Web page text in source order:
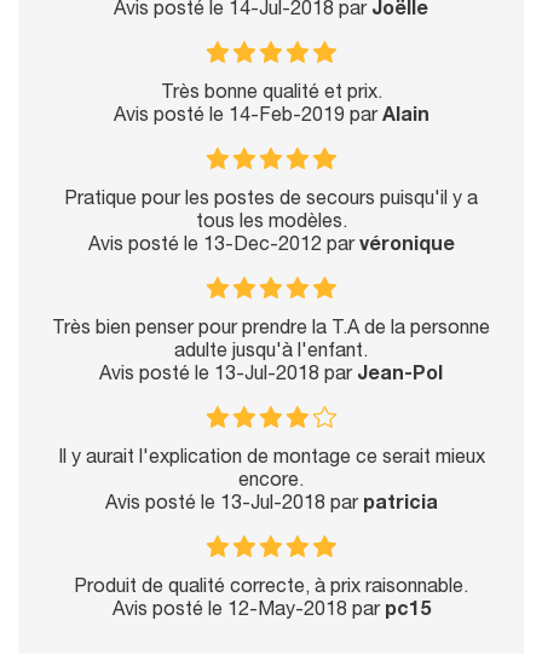
Avis posté le 14-Jul-2018 par Joëlle
Très bonne qualité et prix.
Avis posté le 14-Feb-2019 parAlain
Pratique pour les postes de secours puisqu'il y a
tous les modèles.
Avis posté le 13-Dec-2012 parvéronique
Très bien penser pour prendre la T.A de la personne
adulte jusqu'à l'enfant.
Avis posté le 13-Jul-2018 par Jean-Pol
Il y aurait l'explication de montage ce serait mieux
encore.
Avis posté le 13-Jul-2018 par patricia
Produit de qualité correcte, à prix raisonnable.
Avis posté le 12-May-2018 par pc15